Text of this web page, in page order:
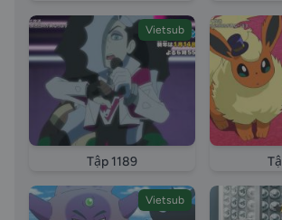
Vietsub
Tập 1189
Vietsub